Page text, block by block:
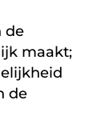
de
maakt;
de